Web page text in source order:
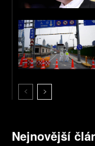
Nejnovější